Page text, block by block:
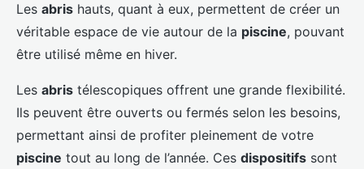
Les abris hauts, quant à eux, permettent de créer un
véritable espace de vie autour de la piscine, pouvant
être utilisé même en hiver.
Les abris télescopiques offrent une grande flexibilité.
Ils peuvent être ouverts ou fermés selon les besoins,
permettant ainsi de profiter pleinement de votre
piscine tout au long de l’année. Ces dispositifs sont